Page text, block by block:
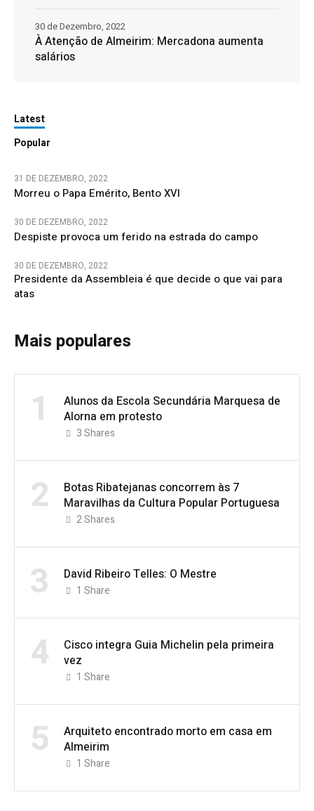
À Atenção de Almeirim: Mercadona aumenta
salários
30 de Dezembro, 2022
Latest
Popular
31 DE DEZEMBRO, 2022
Morreu o Papa Emérito, Bento XVI
30 DE DEZEMBRO, 2022
Despiste provoca um ferido na estrada do campo
30 DE DEZEMBRO, 2022
Presidente da Assembleia é que decide o que vai para
atas
Mais populares
1
Alunos da Escola Secundária Marquesa de
Alorna em protesto
3Shares
2
Botas Ribatejanas concorrem às 7
Maravilhas da Cultura Popular Portuguesa
2Shares
3 David Ribeiro Telles: O Mestre
1 Share
4
Cisco integra Guia Michelin pela primeira
vez
1 Share
5
Arquiteto encontrado morto em casa em
Almeirim
1 Share